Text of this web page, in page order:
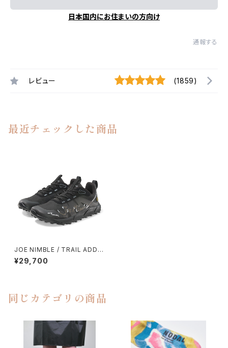
日本国内にお住まいの方向け
通報する
レビュー (1859)
最近チェックした商品
JOE NIMBLE / TRAIL ADDIC
T
¥29,700
同じカテゴリの商品